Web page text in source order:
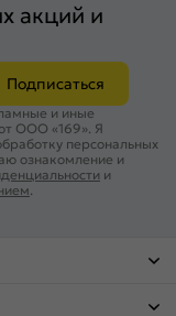
акций и
Подписаться
и иные
ООО «169». Я
персональных
ознакомление и
и
.